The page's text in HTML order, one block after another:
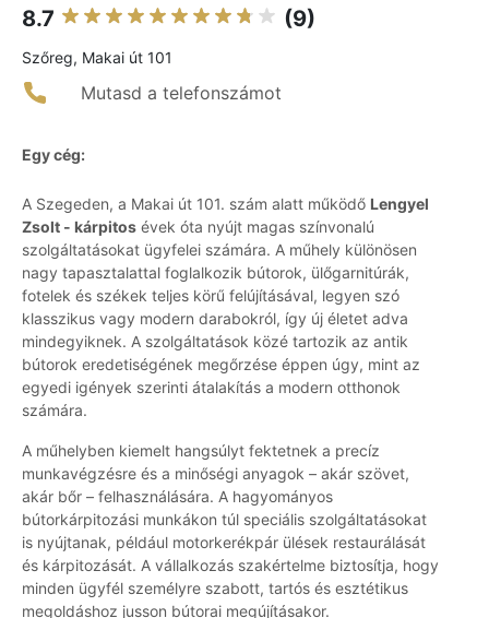
8.7 (9)
Szőreg, Makai út 101
Mutasd a telefonszámot
Egy cég:
A Szegeden, a Makai út 101. szám alatt működő Lengyel
Zsolt - kárpitos évek óta nyújt magas színvonalú
szolgáltatásokat ügyfelei számára. A műhely különösen
nagy tapasztalattal foglalkozik bútorok, ülőgarnitúrák,
fotelek és székek teljes körű felújításával, legyen szó
klasszikus vagy modern darabokról, így új életet adva
mindegyiknek. A szolgáltatások közé tartozik az antik
bútorok eredetiségének megőrzése éppen úgy, mint az
egyedi igények szerinti átalakítás a modern otthonok
számára.
A műhelyben kiemelt hangsúlyt fektetnek a precíz
munkavégzésre és a minőségi anyagok – akár szövet,
akár bőr – felhasználására. A hagyományos
bútorkárpitozási munkákon túl speciális szolgáltatásokat
is nyújtanak, például motorkerékpár ülések restaurálását
és kárpitozását. A vállalkozás szakértelme biztosítja, hogy
minden ügyfél személyre szabott, tartós és esztétikus
megoldáshoz jusson bútorai megújításakor.